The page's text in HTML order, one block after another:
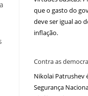
que o gasto do
deve ser igual ao
inflação.
Contra as
Nikolai Patrushev
Segurança